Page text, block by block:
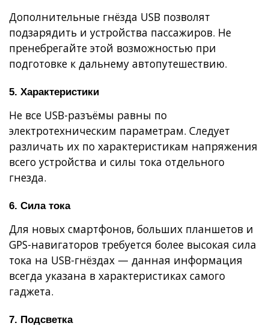
Дополнительные гнёзда USB позволят
подзарядить и устройства пассажиров. Не
пренебрегайте этой возможностью при
подготовке к дальнему автопутешествию.
5. Характеристики
Не все USB-разъёмы равны по
электротехническим параметрам. Следует
различать их по характеристикам напряжения
всего устройства и силы тока отдельного
гнезда.
6. Сила тока
Для новых смартфонов, больших планшетов и
GPS-навигаторов требуется более высокая сила
тока на USB-гнёздах — данная информация
всегда указана в характеристиках самого
гаджета.
7. Подсветка